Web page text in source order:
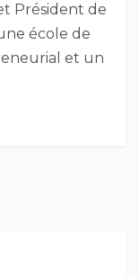
Président de
école de
et un